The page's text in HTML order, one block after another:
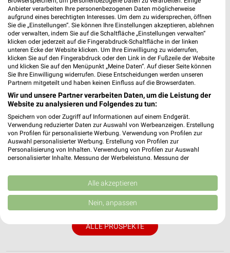
1 Prospekt
RENO
4,1 km
Back to School
ALLE PROSPEKTE
Anbieter verarbeiten Ihre personenbezogenen Daten möglicherweise
aufgrund eines berechtigten Interesses. Um dem zu widersprechen, öffnen
Sie die „Einstellungen“. Sie können Ihre Einstellungen akzeptieren, ablehnen
oder verwalten, indem Sie auf die Schaltfläche „Einstellungen verwalten“
klicken oder jederzeit auf die Fingerabdruck-Schaltfläche in der linken
unteren Ecke der Website klicken. Um Ihre Einwilligung zu widerrufen,
klicken Sie auf den Fingerabdruck oder den Link in der Fußzeile der Website
und klicken Sie auf den Menüpunkt „Meine Daten“. Auf dieser Seite können
Sie Ihre Einwilligung widerrufen. Diese Entscheidungen werden unseren
Partnern mitgeteilt und haben keinen Einfluss auf die Browserdaten.
Wir und unsere Partner verarbeiten Daten, um die Leistung der
Website zu analysieren und Folgendes zu tun:
Speichern von oder Zugriff auf Informationen auf einem Endgerät.
Verwendung reduzierter Daten zur Auswahl von Werbeanzeigen. Erstellung
von Profilen für personalisierte Werbung. Verwendung von Profilen zur
Auswahl personalisierter Werbung. Erstellung von Profilen zur
Personalisierung von Inhalten. Verwendung von Profilen zur Auswahl
personalisierter Inhalte. Messung der Werbeleistung. Messung der
Kombinationen von Daten aus verschiedenen Quellen. Entwicklung und
Verbesserung der Angebote. Verwendung reduzierter Daten zur Auswahl
von Inhalten.
Daten können außerhalb der Europäischen Union weitergegeben und in die
Website/App.
Alle akzeptieren
Nein, anpassen